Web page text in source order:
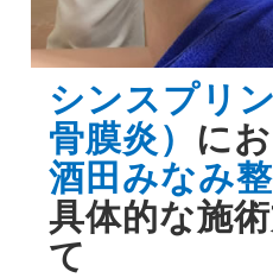
シンスプリ
骨膜炎） に
酒田みなみ
具体的な施
て